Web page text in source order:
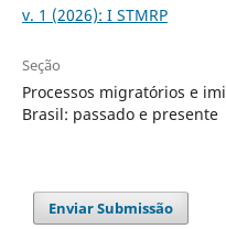
v. 1 (2026): I STMRP
Seção
Processos migratórios e
Brasil: passado e presente
Enviar Submissão